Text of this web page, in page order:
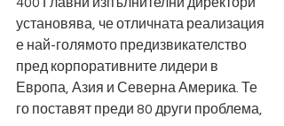
установява, че отличната реализация
е най-голямото предизвикателство
пред корпоративните лидери в
Европа, Азия и Северна Америка. Те
го поставят преди 80 други проблема,